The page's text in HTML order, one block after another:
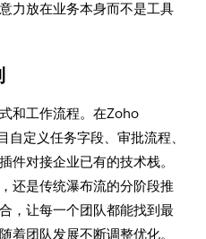
力放在业务本身而不是工具
和工作流程。在Zoho
定义任务字段、审批流程、
件对接企业已有的技术栈。
还是传统瀑布流的分阶段推
，让每一个团队都能找到最
着团队发展不断调整优化。